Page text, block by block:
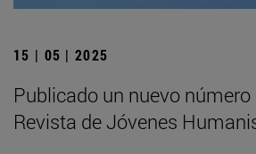
15 | 05 | 2025
Publicado un nuevo número
Revista de Jóvenes